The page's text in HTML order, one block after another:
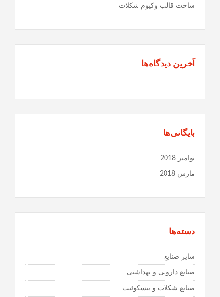
ساخت قالب وکیوم شکلات
آخرین دیدگاه‌ها
بایگانی‌ها
نوامبر 2018
مارس 2018
دسته‌ها
سایر صنایع
صنایع دارویی و بهداشتی
صنایع شکلات و بیسکوئیت